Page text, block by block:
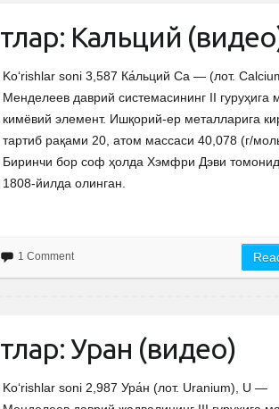
Кальций
Ko‘rishlar soni 3,587 Ка́льций Cа — (лот.
Менделеев даврий системасининг II гуруҳига
кимёвий элемент. Ишқорий-ер металларига
тартиб рақами 20, атом массаси 40,078 (г/
Биринчи бор соф ҳолда Хэмфри Дэви
1808-йилда олинган.
1 Comment
Уран (видео)
Ko‘rishlar soni 2,987 Ура́н (лот. Uranium), U —